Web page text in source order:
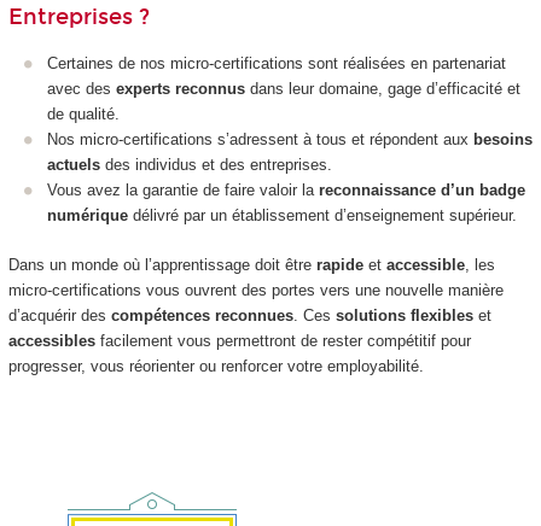
Entreprises ?
Certaines de nos micro-certifications sont réalisées en partenariat
avec des experts reconnus dans leur domaine, gage d’efficacité et
de qualité.
Nos micro-certifications s’adressent à tous et répondent aux besoins
actuels des individus et des entreprises.
Vous avez la garantie de faire valoir la reconnaissance d’un badge
numérique délivré par un établissement d’enseignement supérieur.
Dans un monde où l’apprentissage doit être rapideet accessible, les
micro-certifications vous ouvrent des portes vers une nouvelle manière
d’acquérir des compétences reconnues. Ces solutions flexibleset
accessiblesfacilement vous permettront de rester compétitif pour
progresser, vous réorienter ou renforcer votre employabilité.